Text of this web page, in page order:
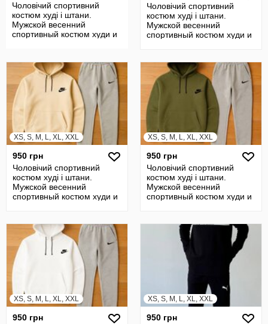
Чоловічий спортивний
костюм худі і штани.
Мужской весенний
спортивный костюм худи и
Чоловічий спортивний
костюм худі і штани.
Мужской весенний
спортивный костюм худи и
XS, S, M, L, XL, XXL
950 грн
Чоловічий спортивний
костюм худі і штани.
Мужской весенний
спортивный костюм худи и
XS, S, M, L, XL, XXL
950 грн
Чоловічий спортивний
костюм худі і штани.
Мужской весенний
спортивный костюм худи и
XS, S, M, L, XL, XXL
950 грн
XS, S, M, L, XL, XXL
950 грн